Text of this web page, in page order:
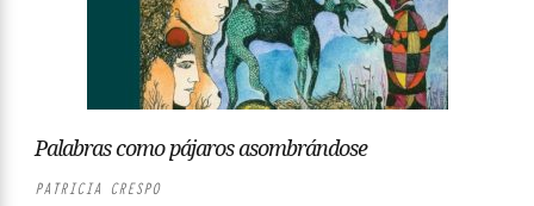
Palabras como pájaros asombrándose
PATRICIA CRESPO